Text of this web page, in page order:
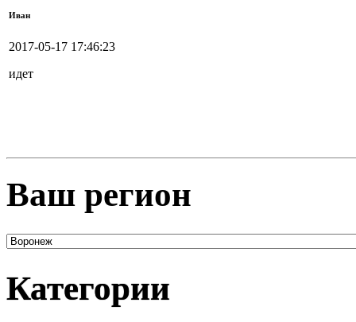
Иван
2017-05-17 17:46:23
идет
Ваш регион
Категории